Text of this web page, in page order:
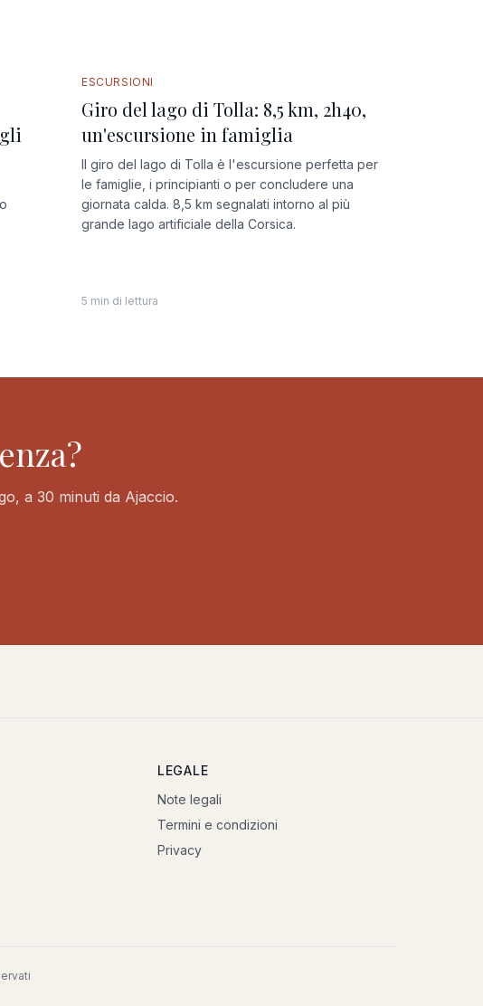
ESCURSIONI
Giro del lago di Tolla: 8,5 km, 2h40,
un'escursione in famiglia
Il giro del lago di Tolla è l'escursione perfetta per
le famiglie, i principianti o per concludere una
giornata calda. 8,5 km segnalati intorno al più
grande lago artificiale della Corsica.
5 min di lettura
a 30 minuti da Ajaccio.
LEGALE
Note legali
Termini e condizioni
Privacy